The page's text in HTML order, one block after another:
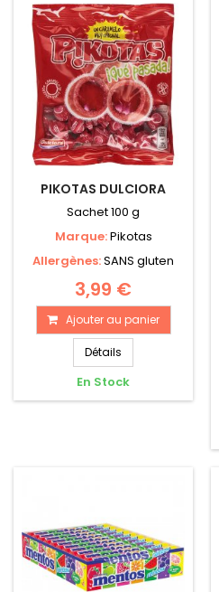
PIKOTAS DULCIORA
Sachet 100 g
Marque:Pikotas
Allergènes:SANS gluten
3,99 €
Ajouter au panier
Détails
En Stock